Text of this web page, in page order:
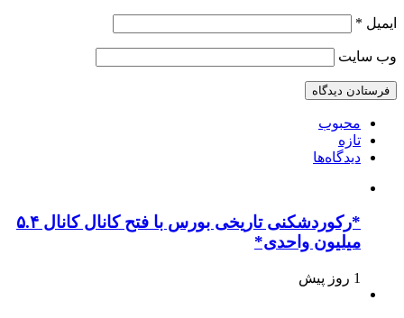
ایمیل *
وب‌ سایت
محبوب
تازه
دیدگاه‌ها
*رکوردشکنی تاریخی بورس با فتح کانال کانال ۵.۴
میلیون واحدی*
1 روز پیش